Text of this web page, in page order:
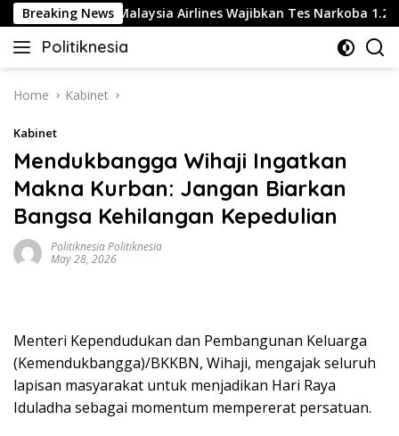
Skip
to
content
Breaking News
Soetta, Malaysia Airlines Wajibkan Tes Narkoba 1.260
Politiknesia
Politiknesia.com
Home Kabinet
Kabinet
Mendukbangga Wihaji Ingatkan
Makna Kurban: Jangan Biarkan
Bangsa Kehilangan Kepedulian
Politiknesia Politiknesia
May 28, 2026
Menteri Kependudukan dan Pembangunan Keluarga
(Kemendukbangga)/BKKBN, Wihaji, mengajak seluruh
lapisan masyarakat untuk menjadikan Hari Raya
Iduladha sebagai momentum mempererat persatuan.